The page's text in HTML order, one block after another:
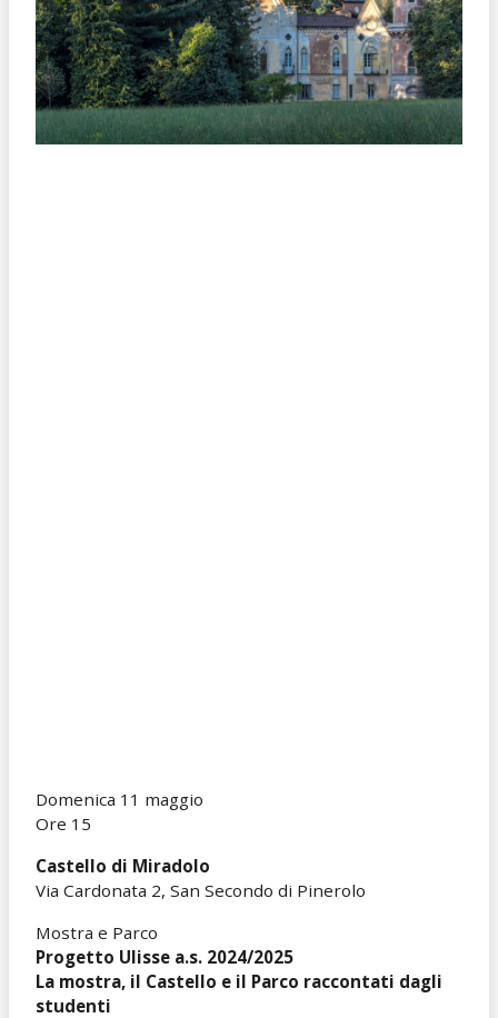
Domenica 11 maggio
Ore 15
Castello di Miradolo
Via Cardonata 2, San Secondo di Pinerolo
Mostra e Parco
Progetto Ulisse a.s. 2024/2025
La mostra, il Castello e il Parco raccontati dagli
studenti